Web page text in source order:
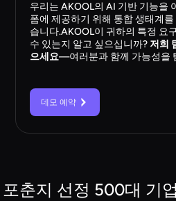
우리는 AKOOL의 AI 기반 기능을
폼에 제공하기 위해 통합 생태계
습니다.AKOOL이 귀하의 특정 요
수 있는지 알고 싶으십니까? 저희
으세요—여러분과 함께 가능성을
데모 예약
포춘지 선정 500대 기